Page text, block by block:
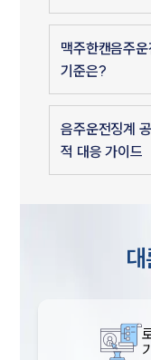
맥주한캔음주
기준은?
음주운전징계
적 대응 가이드